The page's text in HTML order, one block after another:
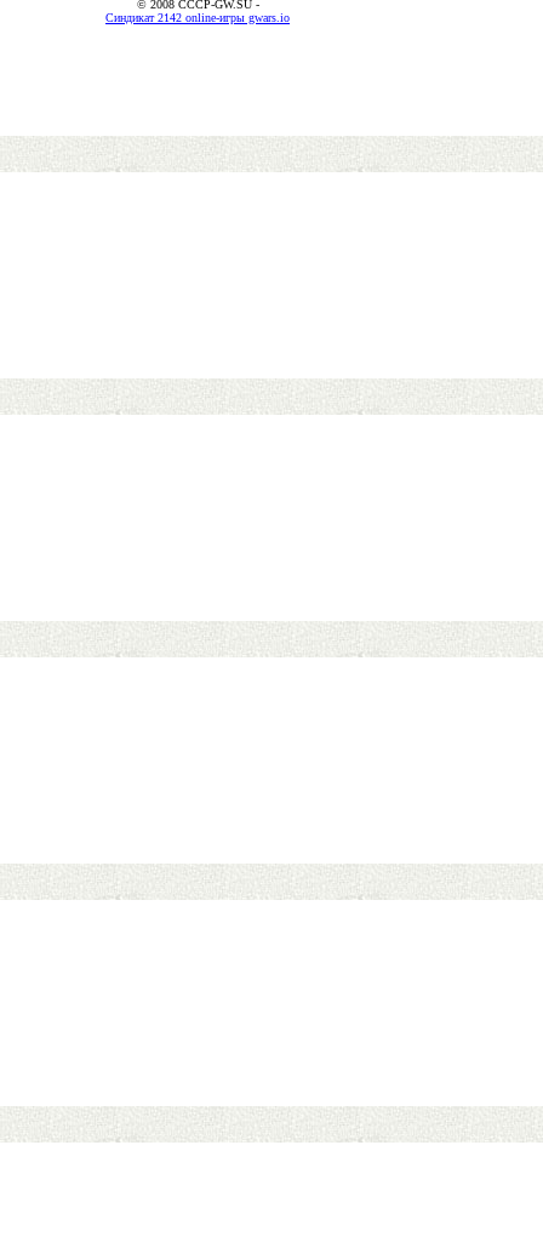
© 2008 CCCP-GW.SU -
Синдикат 2142 online-игры gwars.io